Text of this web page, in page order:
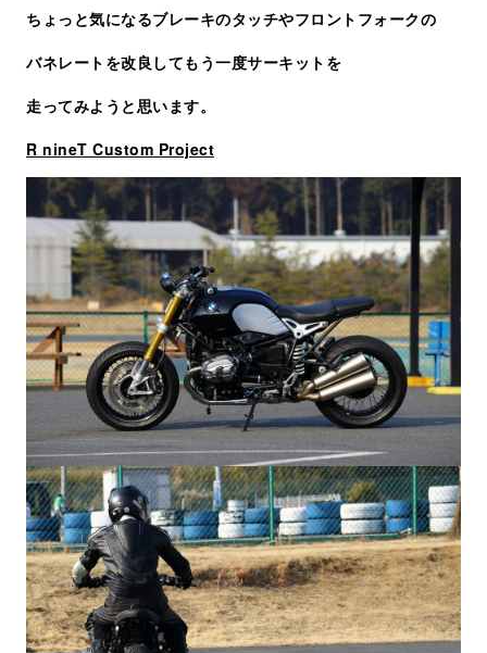
ちょっと気になるブレーキのタッチやフロントフォークの
バネレートを改良してもう一度サーキットを
走ってみようと思います。
R nineT Custom Project